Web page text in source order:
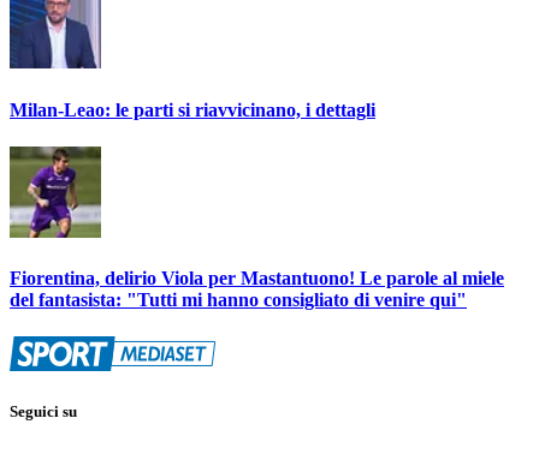
Milan-Leao: le parti si riavvicinano, i dettagli
Fiorentina, delirio Viola per Mastantuono! Le parole al miele
del fantasista: "Tutti mi hanno consigliato di venire qui"
Seguici su